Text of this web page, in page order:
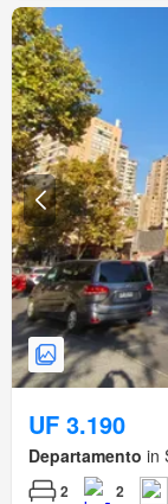
UF 3.190
Departamento in
2 2